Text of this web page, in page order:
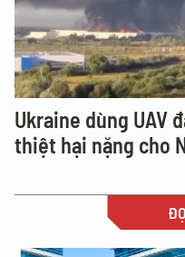
Ukraine dùng UAV
thiệt hại nặng cho